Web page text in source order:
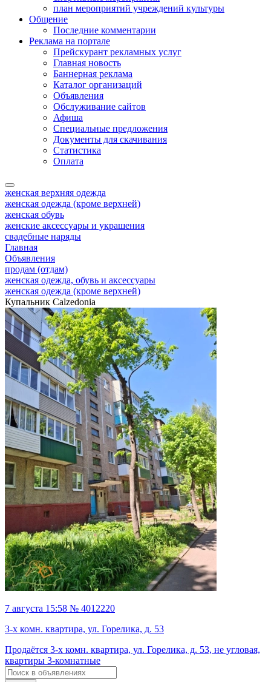
план мероприятий учреждений культуры
Общение
Последние комментарии
Реклама на портале
Прейскурант рекламных услуг
Главная новость
Баннерная реклама
Каталог организаций
Объявления
Обслуживание сайтов
Афиша
Специальные предложения
Документы для скачивания
Статистика
Оплата
женская верхняя одежда
женская одежда (кроме верхней)
женская обувь
женские аксессуары и украшения
свадебные наряды
Главная
Объявления
продам (отдам)
женская одежда, обувь и аксессуары
женская одежда (кроме верхней)
Купальник Calzedonia
7 августа 15:58 № 4012220
3-х комн. квартира, ул. Горелика, д. 53
Продаётся 3-х комн. квартира, ул. Горелика, д. 53, не угловая,
квартиры 3-комнатные